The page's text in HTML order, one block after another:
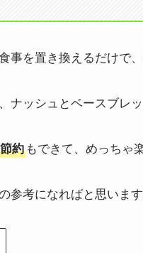
事を置き換えるだけで
ッシュとベースブレ
約 もできて、めっちゃ
参考になればと思います